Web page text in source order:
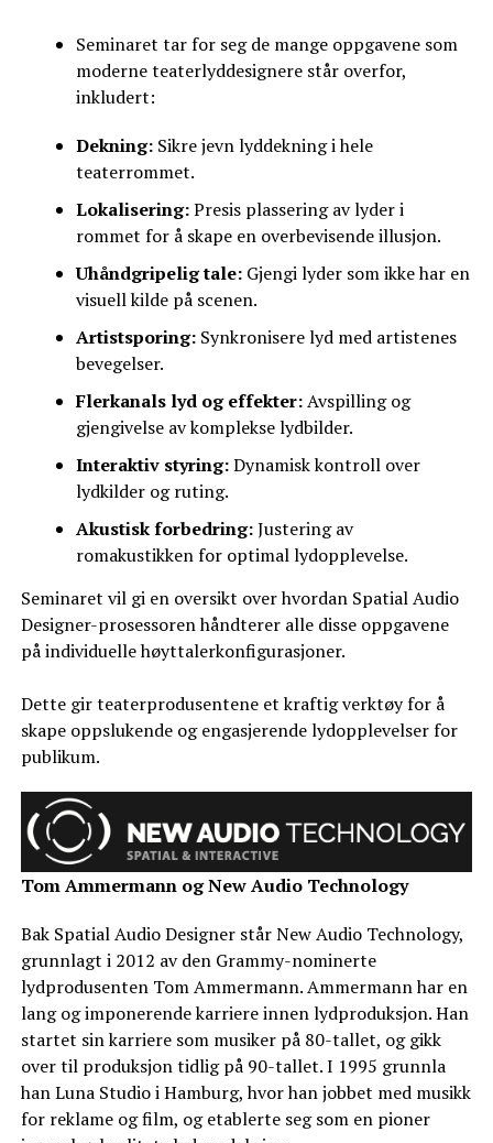
Seminaret tar for seg de mange oppgavene som
moderne teaterlyddesignere står overfor,
inkludert:
Dekning:Sikre jevn lyddekning i hele
teaterrommet.
Lokalisering:Presis plassering av lyder i
rommet for å skape en overbevisende illusjon.
Uhåndgripelig tale:Gjengi lyder som ikke har en
visuell kilde på scenen.
Artistsporing:Synkronisere lyd med artistenes
bevegelser.
Flerkanals lyd og effekter:Avspilling og
gjengivelse av komplekse lydbilder.
Interaktiv styring:Dynamisk kontroll over
lydkilder og ruting.
Akustisk forbedring:Justering av
romakustikken for optimal lydopplevelse.
Seminaret vil gi en oversikt over hvordan Spatial Audio
Designer-prosessoren håndterer alle disse oppgavene
på individuelle høyttalerkonfigurasjoner.
Dette gir teaterprodusentene et kraftig verktøy for å
skape oppslukende og engasjerende lydopplevelser for
publikum.
Tom Ammermann og New Audio Technology
Bak Spatial Audio Designer står New Audio Technology,
grunnlagt i 2012 av den Grammy-nominerte
lydprodusenten Tom Ammermann. Ammermann har en
lang og imponerende karriere innen lydproduksjon. Han
startet sin karriere som musiker på 80-tallet, og gikk
over til produksjon tidlig på 90-tallet. I 1995 grunnla
han Luna Studio i Hamburg, hvor han jobbet med musikk
for reklame og film, og etablerte seg som en pioner